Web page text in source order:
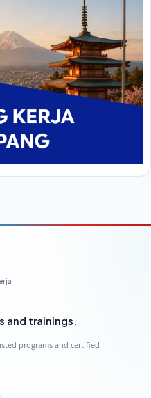
and trainings.
programs and certified